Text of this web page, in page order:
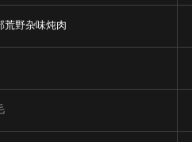
荒野杂味炖肉